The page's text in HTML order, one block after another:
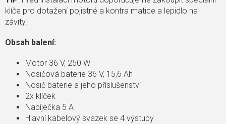
klíče pro dotažení pojistné a kontra matice a lepidlo na
závity.
Obsah balení:
Motor 36 V, 250 W
Nosičová baterie 36 V, 15,6 Ah
Nosič baterie a jeho příslušenství
2x klíček
Nabíječka 5 A
Hlavní kabelový svazek se 4 výstupy